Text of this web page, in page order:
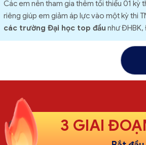
Các em nên tham gia thêm tối thiểu 01 kỳ
riêng giúp em giảm áp lực vào một kỳ thi
các trường Đại học top đầu như ĐHBK,
3 GIAI